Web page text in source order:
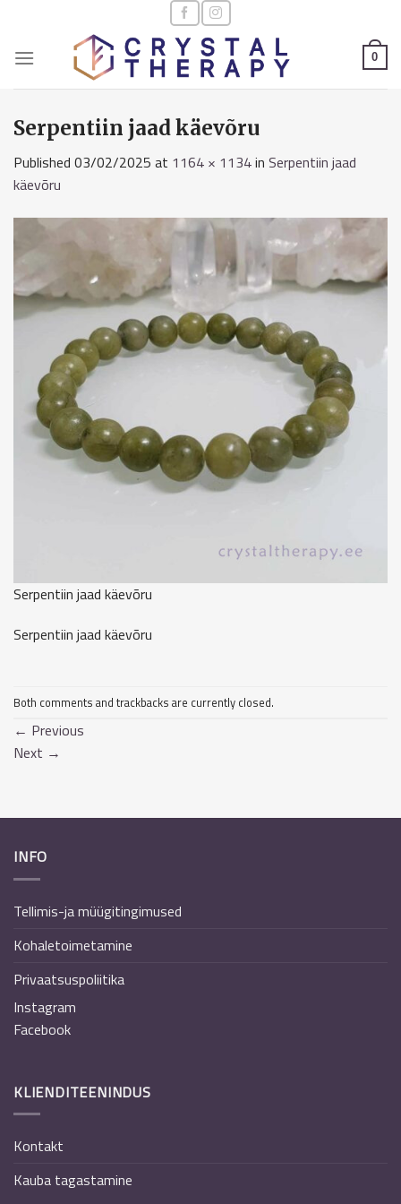
content
0
Serpentiin jaad käevõru
Published 03/02/2025 at 1164 × 1134in Serpentiin jaad
käevõru
Serpentiin jaad käevõru
Serpentiin jaad käevõru
Both comments and trackbacks are currently closed.
← Previous
Next →
INFO
Tellimis-ja müügitingimused
Kohaletoimetamine
Privaatsuspoliitika
Instagram
Facebook
KLIENDITEENINDUS
Kontakt
Kauba tagastamine